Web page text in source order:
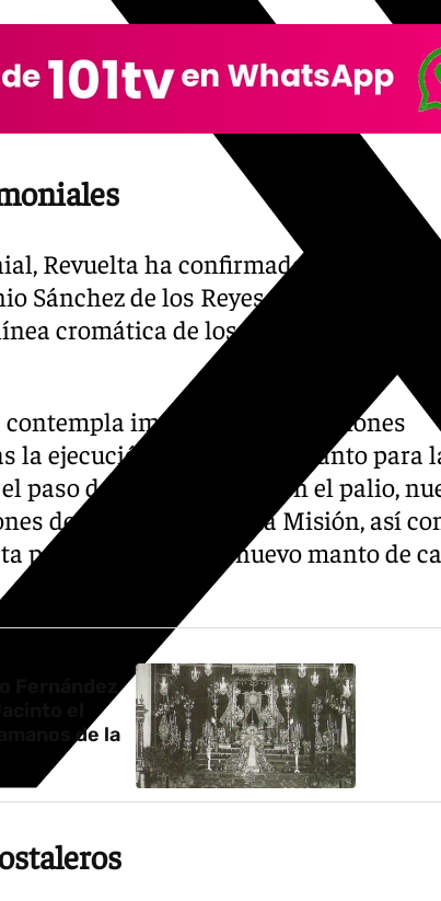
Revuelta ha confirmado que el
Sánchez de los Reyes será de color
cromática de los faldones del
contempla importantes actuaciones
la ejecución de un tercer manto para la
paso de misterio como en el palio,
de Las Mínimas y La Misión, así
para el Cristo y un nuevo manto de
Fernández
el
de la